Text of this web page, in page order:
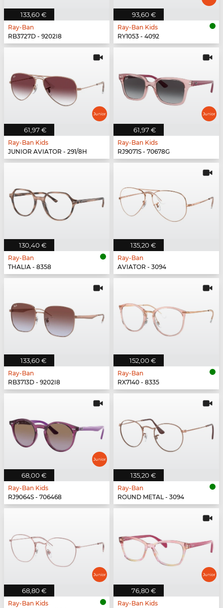
133,60 €
Ray-Ban
RB3727D - 9202I8
93,60 €
Ray-Ban Kids
RY1053 - 4092
61,97 €
Ray-Ban Kids
JUNIOR AVIATOR - 291/8H
61,97 €
Ray-Ban Kids
RJ9071S - 70678G
130,40 €
Ray-Ban
THALIA - 8358
135,20 €
Ray-Ban
AVIATOR - 3094
133,60 €
Ray-Ban
RB3713D - 9202I8
152,00 €
Ray-Ban
RX7140 - 8335
68,00 €
Ray-Ban Kids
RJ9064S - 706468
135,20 €
Ray-Ban
ROUND METAL - 3094
68,80 €
Ray-Ban Kids
76,80 €
Ray-Ban Kids